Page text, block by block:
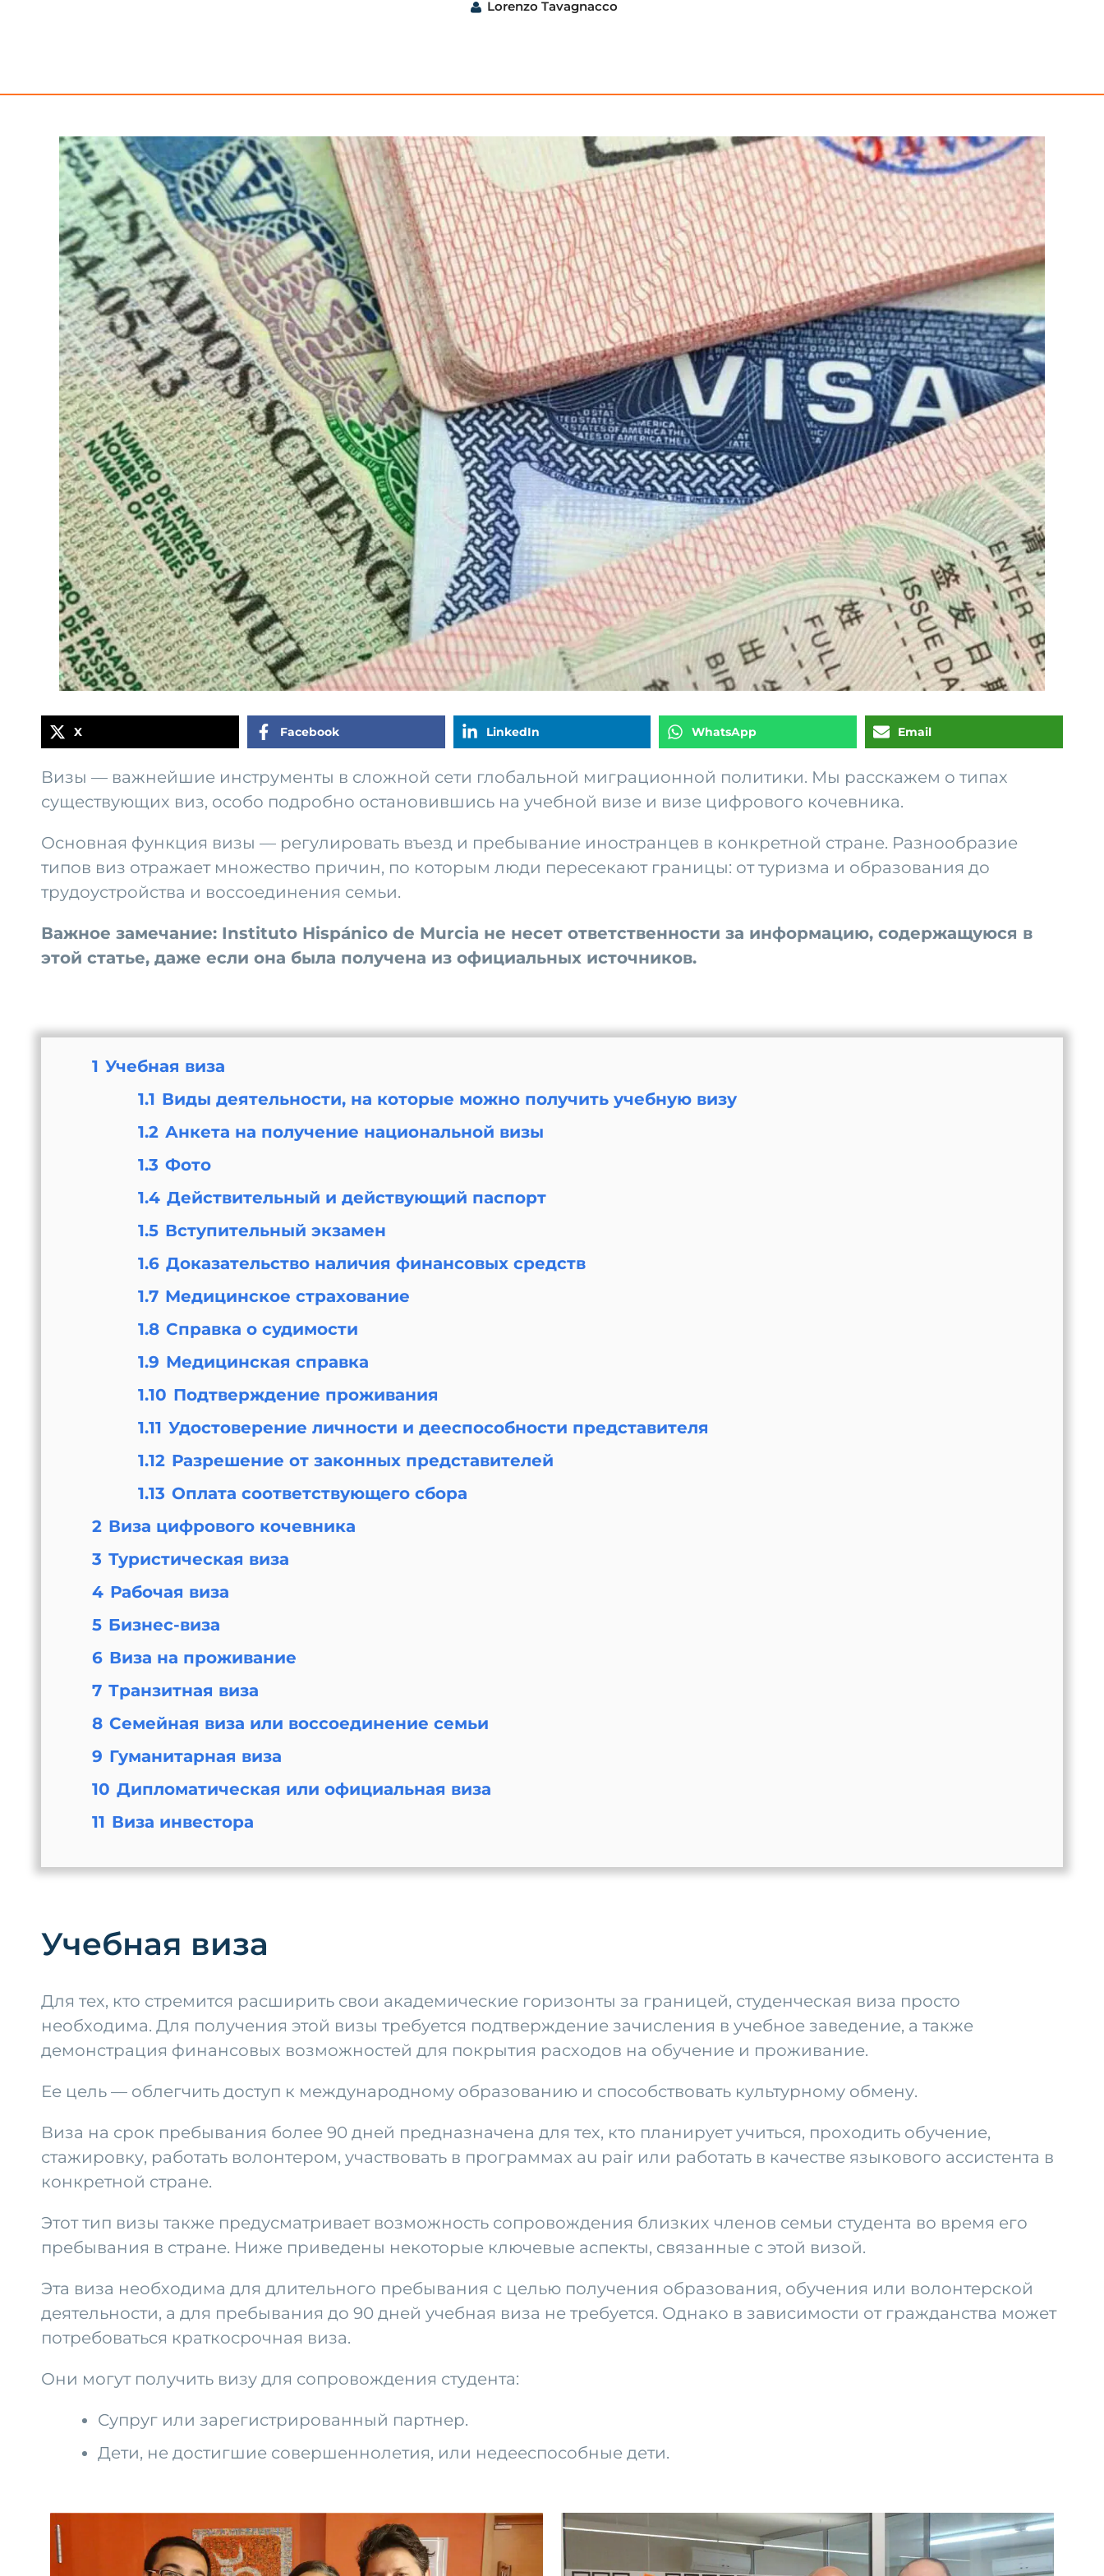
Lorenzo Tavagnacco
X Facebook LinkedIn WhatsApp Email
Визы — важнейшие инструменты в сложной сети глобальной миграционной политики. Мы расскажем о типах
существующих виз, особо подробно остановившись на учебной визе и визе цифрового кочевника.
Основная функция визы — регулировать въезд и пребывание иностранцев в конкретной стране. Разнообразие
типов виз отражает множество причин, по которым люди пересекают границы: от туризма и образования до
трудоустройства и воссоединения семьи.
Важное замечание: Instituto Hispánico de Murcia не несет ответственности за информацию, содержащуюся в
этой статье, даже если она была получена из официальных источников.
1 Учебная виза
1.1 Виды деятельности, на которые можно получить учебную визу
1.2 Анкета на получение национальной визы
1.3 Фото
1.4 Действительный и действующий паспорт
1.5 Вступительный экзамен
1.6 Доказательство наличия финансовых средств
1.7 Медицинское страхование
1.8 Справка о судимости
1.9 Медицинская справка
1.10 Подтверждение проживания
1.11 Удостоверение личности и дееспособности представителя
1.12 Разрешение от законных представителей
1.13 Оплата соответствующего сбора
2 Виза цифрового кочевника
3 Туристическая виза
4 Рабочая виза
5 Бизнес-виза
6 Виза на проживание
7 Транзитная виза
8 Семейная виза или воссоединение семьи
9 Гуманитарная виза
10 Дипломатическая или официальная виза
11 Виза инвестора
Учебная виза
Для тех, кто стремится расширить свои академические горизонты за границей, студенческая виза просто
необходима. Для получения этой визы требуется подтверждение зачисления в учебное заведение, а также
демонстрация финансовых возможностей для покрытия расходов на обучение и проживание.
Ее цель — облегчить доступ к международному образованию и способствовать культурному обмену.
Виза на срок пребывания более 90 дней предназначена для тех, кто планирует учиться, проходить обучение,
стажировку, работать волонтером, участвовать в программах au pair или работать в качестве языкового ассистента в
конкретной стране.
Этот тип визы также предусматривает возможность сопровождения близких членов семьи студента во время его
пребывания в стране. Ниже приведены некоторые ключевые аспекты, связанные с этой визой.
Эта виза необходима для длительного пребывания с целью получения образования, обучения или волонтерской
деятельности, а для пребывания до 90 дней учебная виза не требуется. Однако в зависимости от гражданства может
потребоваться краткосрочная виза.
Они могут получить визу для сопровождения студента:
Супруг или зарегистрированный партнер.
Дети, не достигшие совершеннолетия, или недееспособные дети.